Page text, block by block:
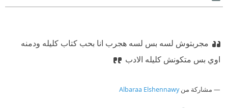
مجربتوش لسه بس لسه هجرب انا بحب كتاب كليله ودمنه
اوي بس متكونش كليله الادب
مشاركة منAlbaraa Elshennawy